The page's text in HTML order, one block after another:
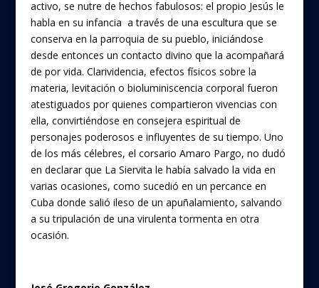
activo, se nutre de hechos fabulosos: el propio Jesús le
habla en su infancia a través de una escultura que se
conserva en la parroquia de su pueblo, iniciándose
desde entonces un contacto divino que la acompañará
de por vida. Clarividencia, efectos físicos sobre la
materia, levitación o bioluminiscencia corporal fueron
atestiguados por quienes compartieron vivencias con
ella, convirtiéndose en consejera espiritual de
personajes poderosos e influyentes de su tiempo. Uno
de los más célebres, el corsario Amaro Pargo, no dudó
en declarar que La Siervita le había salvado la vida en
varias ocasiones, como sucedió en un percance en
Cuba donde salió ileso de un apuñalamiento, salvando
a su tripulación de una virulenta tormenta en otra
ocasión.